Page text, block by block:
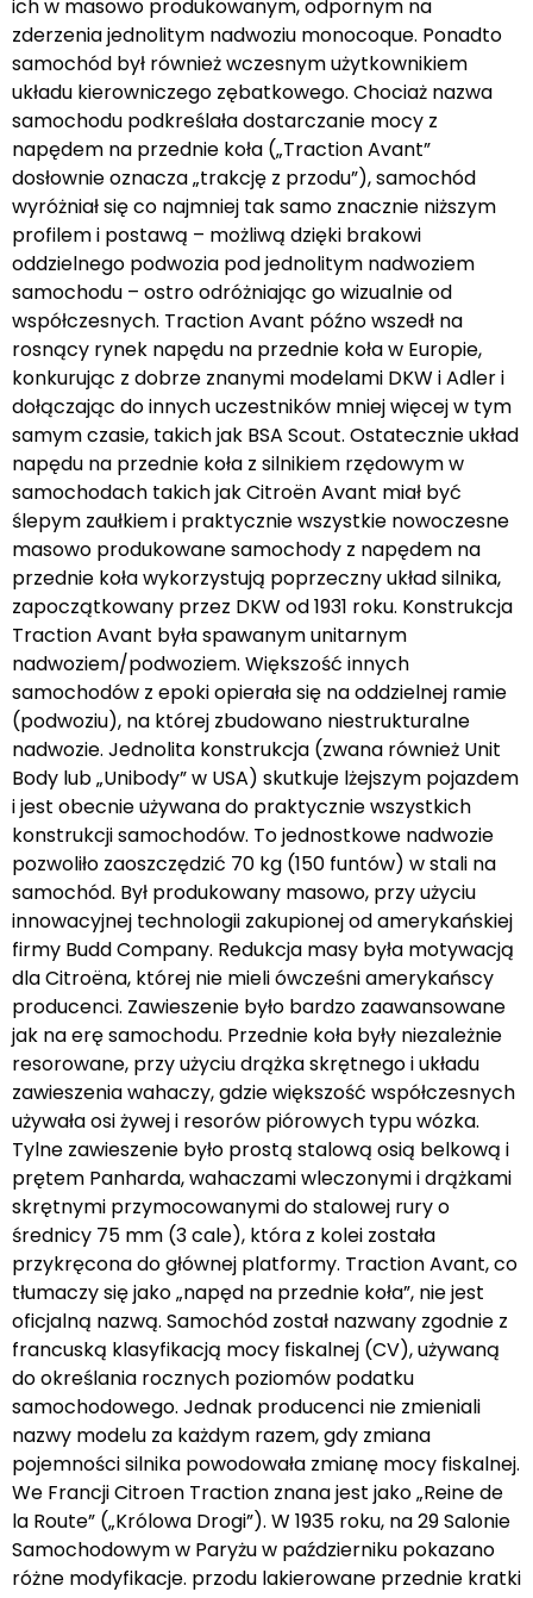
ich w masowo produkowanym, odpornym na
zderzenia jednolitym nadwoziu monocoque. Ponadto
samochód był również wczesnym użytkownikiem
układu kierowniczego zębatkowego. Chociaż nazwa
samochodu podkreślała dostarczanie mocy z
napędem na przednie koła („Traction Avant”
dosłownie oznacza „trakcję z przodu”), samochód
wyróżniał się co najmniej tak samo znacznie niższym
profilem i postawą – możliwą dzięki brakowi
oddzielnego podwozia pod jednolitym nadwoziem
samochodu – ostro odróżniając go wizualnie od
współczesnych. Traction Avant późno wszedł na
rosnący rynek napędu na przednie koła w Europie,
konkurując z dobrze znanymi modelami DKW i Adler i
dołączając do innych uczestników mniej więcej w tym
samym czasie, takich jak BSA Scout. Ostatecznie układ
napędu na przednie koła z silnikiem rzędowym w
samochodach takich jak Citroën Avant miał być
ślepym zaułkiem i praktycznie wszystkie nowoczesne
masowo produkowane samochody z napędem na
przednie koła wykorzystują poprzeczny układ silnika,
zapoczątkowany przez DKW od 1931 roku. Konstrukcja
Traction Avant była spawanym unitarnym
nadwoziem/podwoziem. Większość innych
samochodów z epoki opierała się na oddzielnej ramie
(podwoziu), na której zbudowano niestrukturalne
nadwozie. Jednolita konstrukcja (zwana również Unit
Body lub „Unibody” w USA) skutkuje lżejszym pojazdem
i jest obecnie używana do praktycznie wszystkich
konstrukcji samochodów. To jednostkowe nadwozie
pozwoliło zaoszczędzić 70 kg (150 funtów) w stali na
samochód. Był produkowany masowo, przy użyciu
innowacyjnej technologii zakupionej od amerykańskiej
firmy Budd Company. Redukcja masy była motywacją
dla Citroëna, której nie mieli ówcześni amerykańscy
producenci. Zawieszenie było bardzo zaawansowane
jak na erę samochodu. Przednie koła były niezależnie
resorowane, przy użyciu drążka skrętnego i układu
zawieszenia wahaczy, gdzie większość współczesnych
używała osi żywej i resorów piórowych typu wózka.
Tylne zawieszenie było prostą stalową osią belkową i
prętem Panharda, wahaczami wleczonymi i drążkami
skrętnymi przymocowanymi do stalowej rury o
średnicy 75 mm (3 cale), która z kolei została
przykręcona do głównej platformy. Traction Avant, co
tłumaczy się jako „napęd na przednie koła”, nie jest
oficjalną nazwą. Samochód został nazwany zgodnie z
francuską klasyfikacją mocy fiskalnej (CV), używaną
do określania rocznych poziomów podatku
samochodowego. Jednak producenci nie zmieniali
nazwy modelu za każdym razem, gdy zmiana
pojemności silnika powodowała zmianę mocy fiskalnej.
We Francji Citroen Traction znana jest jako „Reine de
la Route” („Królowa Drogi”). W 1935 roku, na 29 Salonie
Samochodowym w Paryżu w październiku pokazano
różne modyfikacje. przodu lakierowane przednie kratki